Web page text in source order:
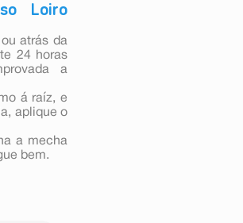
Loiro
atrás da
24 horas
a
á raíz, e
aplique o
a mecha
bem.